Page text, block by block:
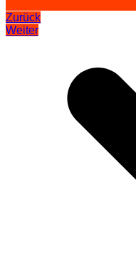
Zurück
Weiter